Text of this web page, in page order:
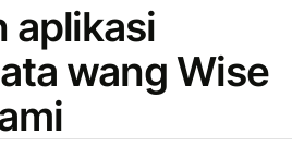
aplikasi
wang Wise